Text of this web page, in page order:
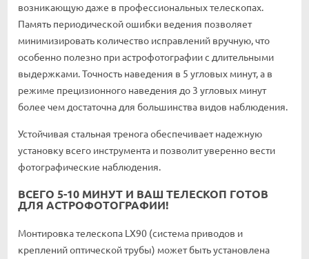
возникающую даже в профессиональных телескопах.
Память периодической ошибки ведения позволяет
минимизировать количество исправлений вручную, что
особенно полезно при астрофотографии с длительными
выдержками. Точность наведения в 5 угловых минут, а в
режиме прецизионного наведения до 3 угловых минут
более чем достаточна для большинства видов наблюдения.
Устойчивая стальная тренога обеспечивает надежную
установку всего инструмента и позволит уверенно вести
фотографические наблюдения.
ВСЕГО 5-10 МИНУТ И ВАШ ТЕЛЕСКОП ГОТОВ
ДЛЯ АСТРОФОТОГРАФИИ!
Монтировка телескопа LX90 (система приводов и
креплений оптической трубы) может быть установлена